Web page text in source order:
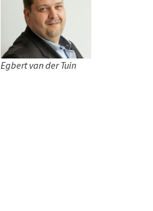
Egbert van der Tuin